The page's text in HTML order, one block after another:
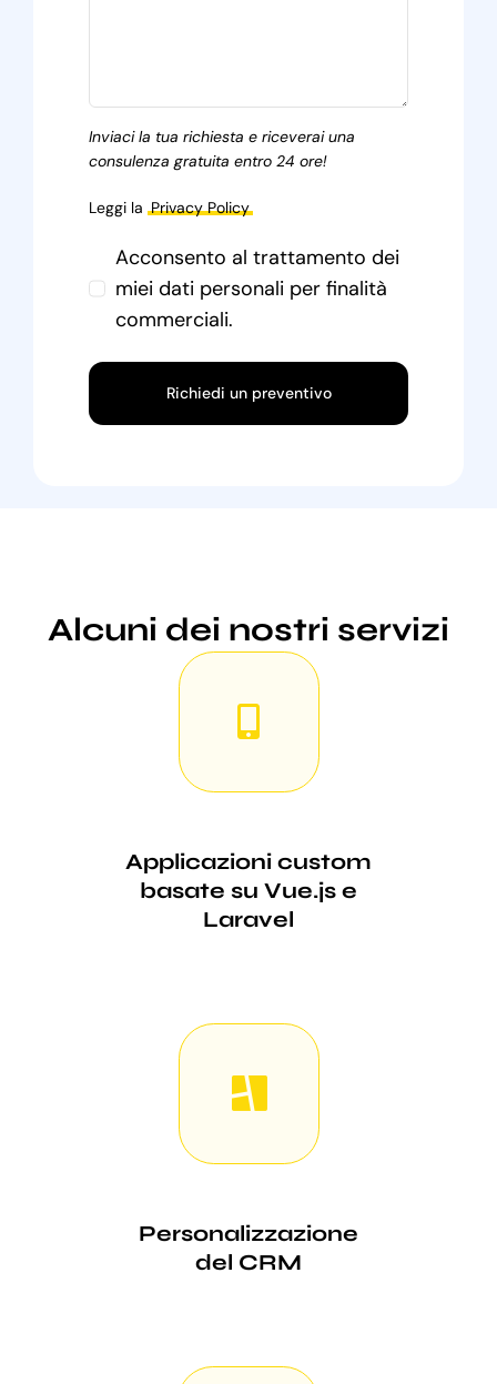
Inviaci la tua richiesta e riceverai una
consulenza gratuita entro 24 ore!
Leggi la Privacy Policy
Acconsento al trattamento dei
miei dati personali per finalità
commerciali.
Richiedi un preventivo
Alcuni dei nostri servizi
Applicazioni custom
basate su Vue.js e
Laravel
Personalizzazione
del CRM